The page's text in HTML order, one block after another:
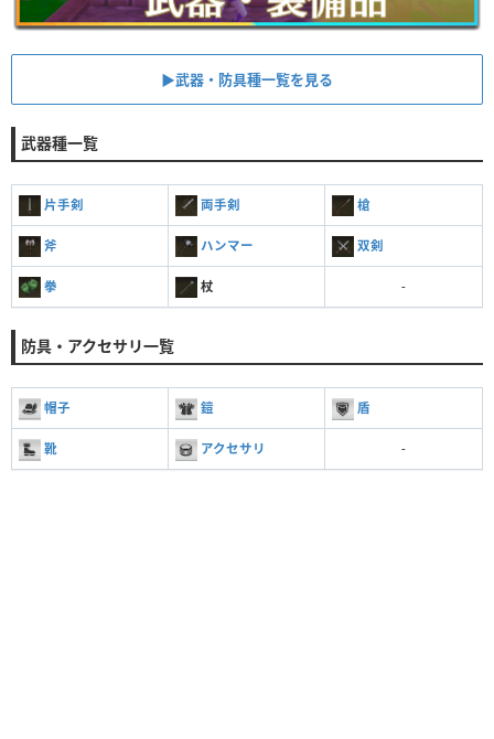
▶武器・防具種一覧を見る
武器種一覧
片手剣 両手剣 槍
斧 ハンマー 双剣
拳 杖 -
防具・アクセサリ一覧
帽子 鎧 盾
靴 アクセサリ -